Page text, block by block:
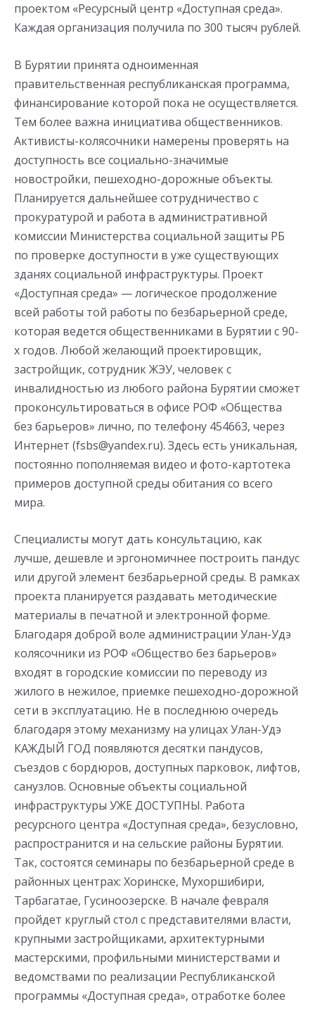
проектом «Ресурсный центр «Доступная среда».
Каждая организация получила по 300 тысяч рублей.
В Бурятии принята одноименная
правительственная республиканская программа,
финансирование которой пока не осуществляется.
Тем более важна инициатива общественников.
Активисты-колясочники намерены проверять на
доступность все социально-значимые
новостройки, пешеходно-дорожные объекты.
Планируется дальнейшее сотрудничество с
прокуратурой и работа в административной
комиссии Министерства социальной защиты РБ
по проверке доступности в уже существующих
зданях социальной инфраструктуры. Проект
«Доступная среда» — логическое продолжение
всей работы той работы по безбарьерной среде,
которая ведется общественниками в Бурятии с 90-
х годов. Любой желающий проектировщик,
застройщик, сотрудник ЖЭУ, человек с
инвалидностью из любого района Бурятии сможет
проконсультироваться в офисе РОФ «Общества
без барьеров» лично, по телефону 454663, через
Интернет (fsbs@yandex.ru). Здесь есть уникальная,
постоянно пополняемая видео и фото-картотека
примеров доступной среды обитания со всего
мира.
Специалисты могут дать консультацию, как
лучше, дешевле и эргономичнее построить пандус
или другой элемент безбарьерной среды. В рамках
проекта планируется раздавать методические
материалы в печатной и электронной форме.
Благодаря доброй воле администрации Улан-Удэ
колясочники из РОФ «Общество без барьеров»
входят в городские комиссии по переводу из
жилого в нежилое, приемке пешеходно-дорожной
сети в эксплуатацию. Не в последнюю очередь
благодаря этому механизму на улицах Улан-Удэ
КАЖДЫЙ ГОД появляются десятки пандусов,
съездов с бордюров, доступных парковок, лифтов,
санузлов. Основные объекты социальной
инфраструктуры УЖЕ ДОСТУПНЫ. Работа
ресурсного центра «Доступная среда», безусловно,
распространится и на сельские районы Бурятии.
Так, состоятся семинары по безбарьерной среде в
районных центрах: Хоринске, Мухоршибири,
Тарбагатае, Гусиноозерске. В начале февраля
пройдет круглый стол с представителями власти,
крупными застройщиками, архитектурными
мастерскими, профильными министерствами и
ведомствами по реализации Республиканской
программы «Доступная среда», отработке более